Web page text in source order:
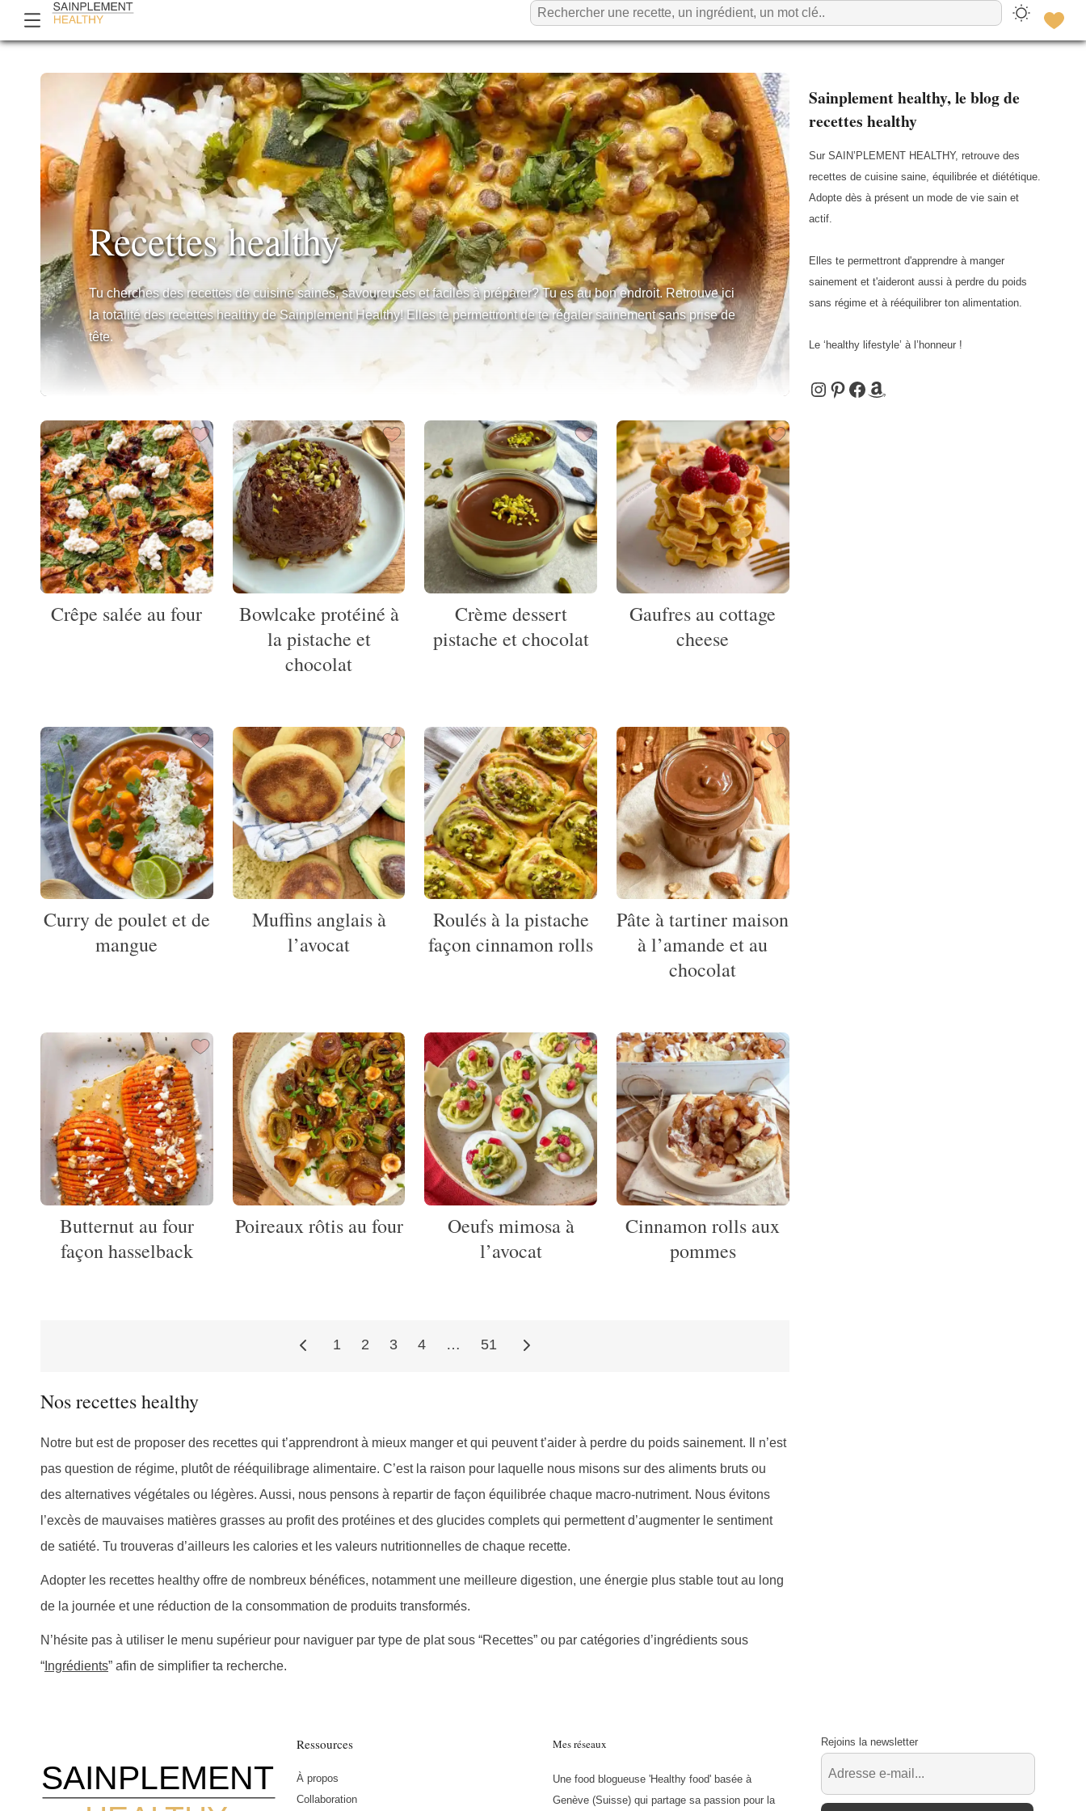
Recettes healthy
Tu cherches des recettes de cuisine saines, savoureuses et faciles à préparer? Tu es au bon endroit. Retrouve ici
la totalité des recettes healthy de Sainplement Healthy! Elles te permettront de te régaler sainement sans prise de
tête.
Crêpe salée au four
Bowlcake protéiné à
la pistache et
chocolat
Crème dessert
pistache et chocolat
Gaufres au cottage
cheese
Curry de poulet et de
mangue
Muffins anglais à
l’avocat
Roulés à la pistache
façon cinnamon rolls
Pâte à tartiner maison
à l’amande et au
chocolat
Butternut au four
façon hasselback
Poireaux rôtis au four
Oeufs mimosa à
l’avocat
Cinnamon rolls aux
pommes
publications
1 2 3 4 … 51
Nos recettes healthy
Notre but est de proposer des recettes qui t’apprendront à mieux manger et qui peuvent t’aider à perdre du poids sainement. Il n’est
pas question de régime, plutôt de rééquilibrage alimentaire. C’est la raison pour laquelle nous misons sur des aliments bruts ou
des alternatives végétales ou légères. Aussi, nous pensons à repartir de façon équilibrée chaque macro-nutriment. Nous évitons
l’excès de mauvaises matières grasses au profit des protéines et des glucides complets qui permettent d’augmenter le sentiment
de satiété. Tu trouveras d’ailleurs les calories et les valeurs nutritionnelles de chaque recette.
Adopter les recettes healthy offre de nombreux bénéfices, notamment une meilleure digestion, une énergie plus stable tout au long
de la journée et une réduction de la consommation de produits transformés.
N’hésite pas à utiliser le menu supérieur pour naviguer par type de plat sous “Recettes” ou par catégories d’ingrédients sous
“ Ingrédients” afin de simplifier ta recherche.
Sainplement healthy, le blog de
recettes healthy
Sur SAIN’PLEMENT HEALTHY, retrouve des
recettes de cuisine saine, équilibrée et diététique.
Adopte dès à présent un mode de vie sain et
actif.
Elles te permettront d'apprendre à manger
sainement et t'aideront aussi à perdre du poids
sans régime et à rééquilibrer ton alimentation.
Le ‘healthy lifestyle’ à l’honneur !
Instagram
Pinterest
Facebook
Amazon
SAINPLEMENT
Ressources
À propos
Collaboration
Mes réseaux
Une food blogueuse 'Healthy food' basée à
Genève (Suisse) qui partage sa passion pour la
Rejoins la newsletter